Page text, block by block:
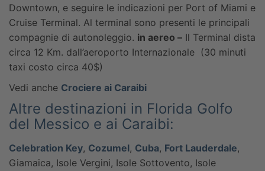
Downtown, e seguire le indicazioni per Port of Miami e
Cruise Terminal. Al terminal sono presenti le principali
compagnie di autonoleggio. in aereo – Il Terminal dista
circa 12 Km. dall’aeroporto Internazionale (30 minuti
taxi costo circa 40$)
Vedi anche Crociere ai Caraibi
Altre destinazioni in Florida Golfo
del Messico e ai Caraibi:
Celebration Key, Cozumel, Cuba, Fort Lauderdale,
Giamaica, Isole Vergini, Isole Sottovento, Isole